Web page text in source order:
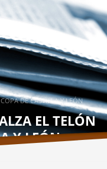
DE CASTILLA Y LEÓN
EL TELÓN
Y LEÓN